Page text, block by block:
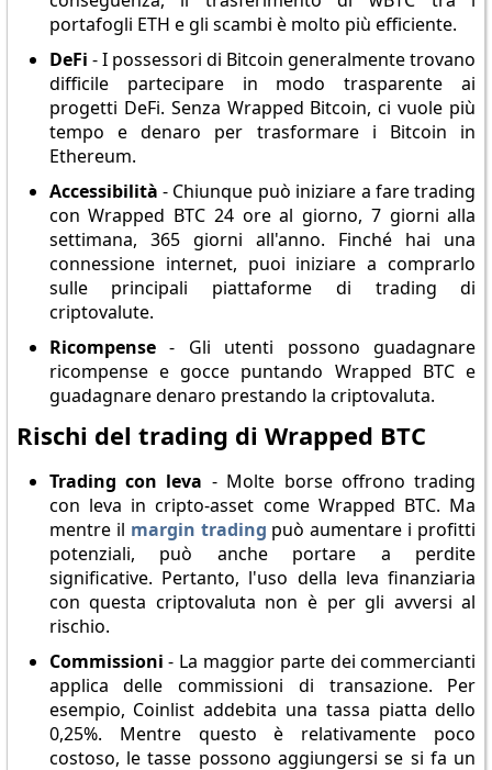
portafogli ETH e gli scambi è molto più efficiente.
DeFi - I possessori di Bitcoin generalmente trovano
difficile partecipare in modo trasparente ai
progetti DeFi. Senza Wrapped Bitcoin, ci vuole più
tempo e denaro per trasformare i Bitcoin in
Ethereum.
Accessibilità - Chiunque può iniziare a fare trading
con Wrapped BTC 24 ore al giorno, 7 giorni alla
settimana, 365 giorni all'anno. Finché hai una
connessione internet, puoi iniziare a comprarlo
sulle principali piattaforme di trading di
criptovalute.
Ricompense- Gli utenti possono guadagnare
ricompense e gocce puntando Wrapped BTC e
guadagnare denaro prestando la criptovaluta.
Rischi del trading di Wrapped BTC
Trading con leva - Molte borse offrono trading
con leva in cripto-asset come Wrapped BTC. Ma
mentre il margin trading può aumentare i profitti
potenziali, può anche portare a perdite
significative. Pertanto, l'uso della leva finanziaria
con questa criptovaluta non è per gli avversi al
rischio.
Commissioni - La maggior parte dei commercianti
applica delle commissioni di transazione. Per
esempio, Coinlist addebita una tassa piatta dello
0,25%. Mentre questo è relativamente poco
costoso, le tasse possono aggiungersi se si fa un